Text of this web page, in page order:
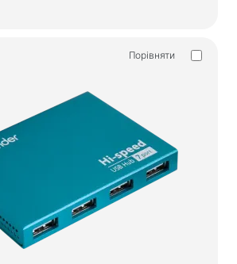
та відпочинку
очищення
відпочинку
Порівняти